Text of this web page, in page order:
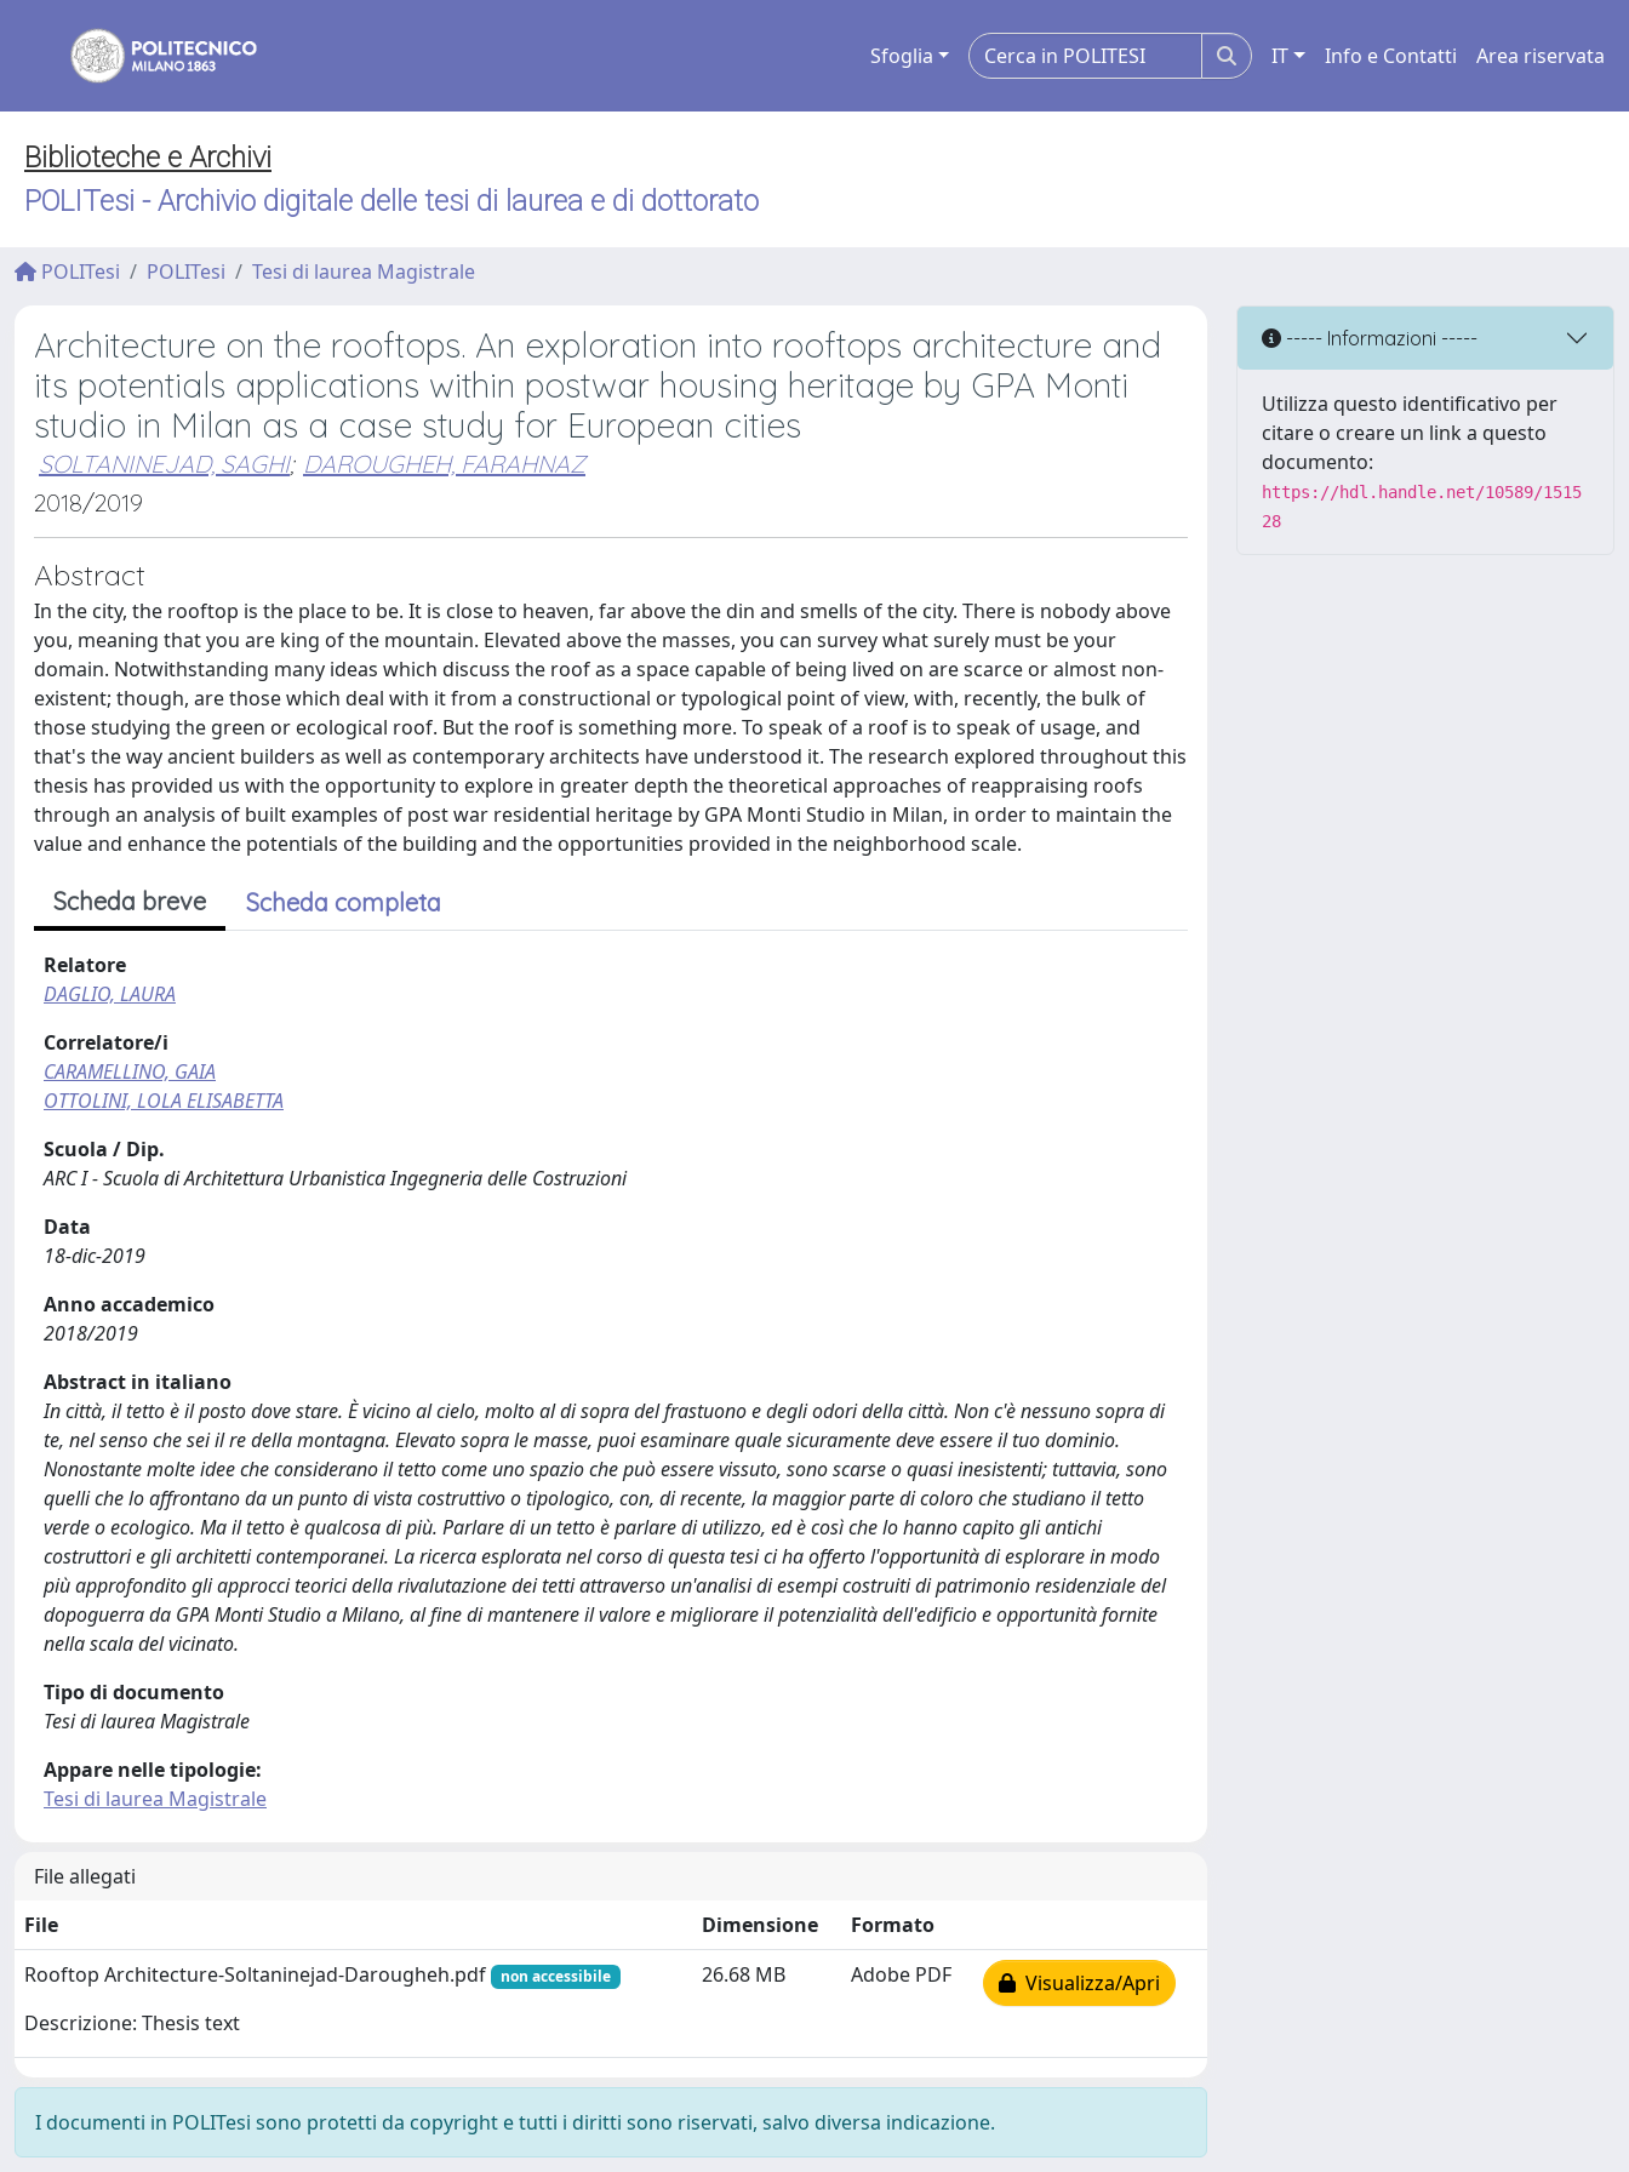
Sfoglia IT Info e Contatti Area riservata
Biblioteche e Archivi
POLITesi - Archivio digitale delle tesi di laurea e di dottorato
POLITesi POLITesi Tesi di laurea Magistrale
Architecture on the rooftops. An exploration into rooftops architecture and
its potentials applications within postwar housing heritage by GPA Monti
studio in Milan as a case study for European cities
SOLTANINEJAD, SAGHI; DAROUGHEH, FARAHNAZ
2018/2019
Abstract
In the city, the rooftop is the place to be. It is close to heaven, far above the din and smells of the city. There is nobody above
you, meaning that you are king of the mountain. Elevated above the masses, you can survey what surely must be your
domain. Notwithstanding many ideas which discuss the roof as a space capable of being lived on are scarce or almost non-
existent; though, are those which deal with it from a constructional or typological point of view, with, recently, the bulk of
those studying the green or ecological roof. But the roof is something more. To speak of a roof is to speak of usage, and
that's the way ancient builders as well as contemporary architects have understood it. The research explored throughout this
thesis has provided us with the opportunity to explore in greater depth the theoretical approaches of reappraising roofs
through an analysis of built examples of post war residential heritage by GPA Monti Studio in Milan, in order to maintain the
value and enhance the potentials of the building and the opportunities provided in the neighborhood scale.
Scheda breve Scheda completa
Relatore
DAGLIO, LAURA
Correlatore/i
CARAMELLINO, GAIA
OTTOLINI, LOLA ELISABETTA
Scuola / Dip.
ARC I - Scuola di Architettura Urbanistica Ingegneria delle Costruzioni
Data
18-dic-2019
Anno accademico
2018/2019
Abstract in italiano
In città, il tetto è il posto dove stare. È vicino al cielo, molto al di sopra del frastuono e degli odori della città. Non c'è nessuno sopra di
te, nel senso che sei il re della montagna. Elevato sopra le masse, puoi esaminare quale sicuramente deve essere il tuo dominio.
Nonostante molte idee che considerano il tetto come uno spazio che può essere vissuto, sono scarse o quasi inesistenti; tuttavia, sono
quelli che lo affrontano da un punto di vista costruttivo o tipologico, con, di recente, la maggior parte di coloro che studiano il tetto
verde o ecologico. Ma il tetto è qualcosa di più. Parlare di un tetto è parlare di utilizzo, ed è così che lo hanno capito gli antichi
costruttori e gli architetti contemporanei. La ricerca esplorata nel corso di questa tesi ci ha offerto l'opportunità di esplorare in modo
più approfondito gli approcci teorici della rivalutazione dei tetti attraverso un'analisi di esempi costruiti di patrimonio residenziale del
dopoguerra da GPA Monti Studio a Milano, al fine di mantenere il valore e migliorare il potenzialità dell'edificio e opportunità fornite
nella scala del vicinato.
Tipo di documento
Tesi di laurea Magistrale
Appare nelle tipologie:
Tesi di laurea Magistrale
File allegati
File
Dimensione
Formato
Rooftop Architecture-Soltaninejad-Darougheh.pdf
non accessibile
Descrizione: Thesis text
26.68 MB Adobe PDF Visualizza/Apri
I documenti in POLITesi sono protetti da copyright e tutti i diritti sono riservati, salvo diversa indicazione.
----- Informazioni -----
Utilizza questo identificativo per
citare o creare un link a questo
documento:
https://hdl.handle.net/10589/1515
28